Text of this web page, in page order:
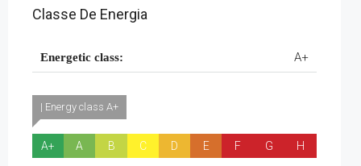
Classe De Energia
Energetic class: A+
| Energy class A+
A+ A B C D E F G H